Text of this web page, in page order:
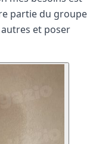
partie du groupe
et poser